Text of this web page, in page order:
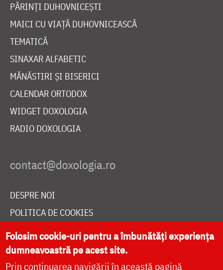
PĂRINȚI DUHOVNICEȘTI
MAICI CU VIAȚĂ DUHOVNICEASCĂ
TEMATICĂ
SINAXAR ALFABETIC
MĂNĂSTIRI ȘI BISERICI
CALENDAR ORTODOX
WIDGET DOXOLOGIA
RADIO DOXOLOGIA
DESPRE NOI
POLITICA DE COOKIES
DONEAZĂ ONLINE PENTRU CATEDRALA NAȚIONALĂ
LIVE
Folosim cookie-uri pentru a îmbunătăți experiența
dumneavoastră pe acest site.
Prin continuarea navigării în această pagină